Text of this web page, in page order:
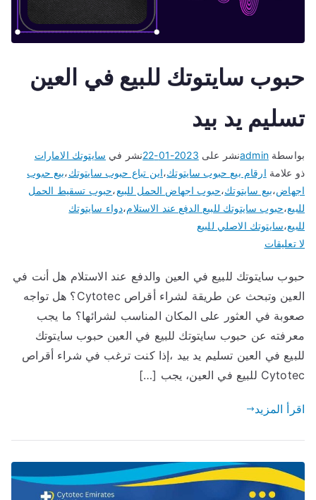
حبوب سايتوتك للبيع في العين
تسليم يد بيد
بواسطةadminنشر على 2023-01-22 نشر في سايتوتك الامارات
ذو علامة ارقام بيع حبوب سايتوتك،اين تباع حبوب سايتوتك،بيع حبوب
اجهاض،بيع سايتوتك،حبوب اجهاض الحمل للبيع،حبوب تسقيط الحمل
للبيع،حبوب سايتوتك للبيع الدفع عند الاستلام،دواء سايتوتك
للبيع،سايتوتك الاصلي للبيع
لا تعليقات
سايتوتك
للبيع
العين
تسليم
حبوب سايتوتك للبيع في العين والدفع عند الاستلام هل أنت في
العين وتبحث عن طريقة لشراء أقراص Cytotec؟ هل تواجه
صعوبة في العثور على المكان المناسب لشرائها؟ ما يجب
معرفته عن حبوب سايتوتك للبيع في العين حبوب سايتوتك
للبيع في العين تسليم يد بيد ،إذا كنت ترغب في شراء أقراص
Cytotec للبيع في العين، يجب […]
اقرأ المزيد